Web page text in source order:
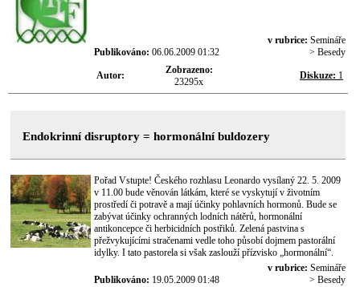
Publikováno: 06.06.2009 01:32
v rubrice: Semináře
> Besedy
Autor:
Zobrazeno:
23295x
Diskuze: 1
Endokrinní disruptory = hormonální buldozery
Pořad Vstupte! Českého rozhlasu Leonardo vysílaný 22. 5. 2009
v 11.00 bude věnován látkám, které se vyskytují v životním
prostředí či potravě a mají účinky pohlavních hormonů. Bude se
zabývat účinky ochranných lodních nátěrů, hormonální
antikoncepce či herbicidních postřiků. Zelená pastvina s
přežvykujícími stračenami vedle toho působí dojmem pastorální
idylky. I tato pastorela si však zaslouží přízvisko „hormonální“.
Publikováno: 19.05.2009 01:48
v rubrice: Semináře
> Besedy